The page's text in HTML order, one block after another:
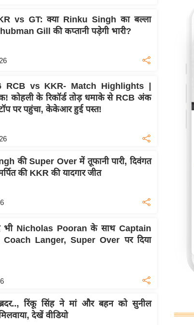
vs GT: क्या Rinku Singh का बल्ला
Gill की कप्तानी पड़ेगी भारी?
RCB vs KKR- Match Highlights |
कोहली के रिकॉर्ड तोड़ धमाके से RCB अंक
पर पहुंचा, केकेआर हुई पस्त!
की Super Over में तूफानी पारी, दिवंगत
की KKR की यादगार जीत
भी Nicholas Pooran के साथ Captain
Langer, Super Over पर दिया
रिंकू सिंह ने मां और बहन को सुनील
देखें वीडियो